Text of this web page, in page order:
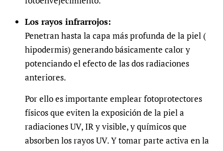
Los rayos infrarrojos:
Penetran hasta la capa más profunda de la piel (
hipodermis) generando básicamente calor y
potenciando el efecto de las dos radiaciones
anteriores.
Por ello es importante emplear fotoprotectores
físicos que eviten la exposición de la piel a
radiaciones UV, IR y visible, y químicos que
absorben los rayos UV. Y tomar parte activa en la